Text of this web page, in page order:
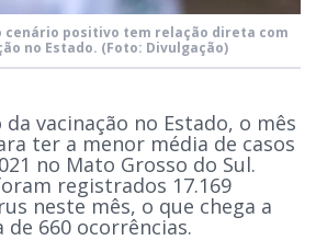
cenário positivo tem relação direta com
no Estado. (Foto: Divulgação)
vacinação no Estado, o mês
ter a menor média de casos
no Mato Grosso do Sul.
registrados 17.169
neste mês, o que chega a
660 ocorrências.